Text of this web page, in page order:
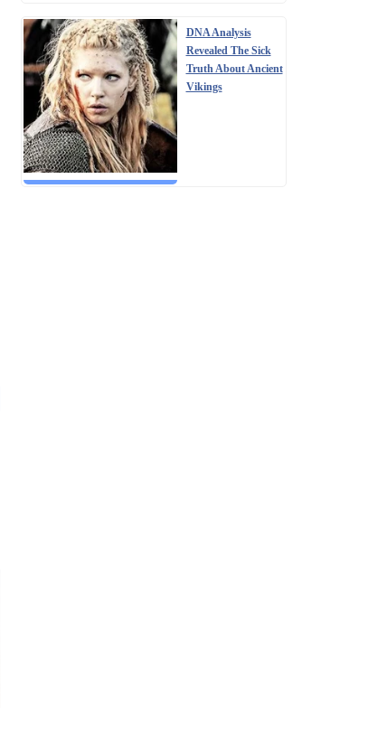
DNA Analysis
Revealed The Sick
Truth About Ancient
Vikings